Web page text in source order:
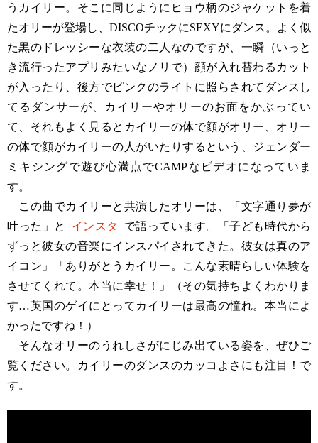
うカイリー。そこに同じようにヒョウ柄のジャケットを着
たオリーが登場し、DISCOチックにSEXYにダンス。よく似
た黒のドレッシーな衣装の二人なのですが、一瞬（いっと
き流行ったアプリみたいなノリで）顔が入れ替わるカット
が入ったり、後方でピンクのライトに照らされてダンスし
てるダンサーが、カイリーやオリーのお面をかぶってい
て、それもよく見るとカイリーの体で顔がオリー、オリー
の体で顔がカイリーの人がいたりするという、ジェンダー
ミキシングで遊び心満点でCAMPなビデオになっていま
す。
この曲でカイリーと共演したオリーは、「文字通り夢が
叶った」と
インスタ
で語っています。「子ども時代から
ずっと彼女の音楽にインスパイされてきた。彼女は真のア
イコン」「ありがとうカイリー。こんな素晴らしい体験を
させてくれて。本当に幸せ！」（その気持ちよくわかりま
す…英国のゲイにとってカイリーは最高の憧れ。本当によ
かったですね！）
そんなオリーのうれしさがにじみ出ている姿を、ぜひご
覧ください。カイリーのダンスのカッコよさにも注目！で
す。